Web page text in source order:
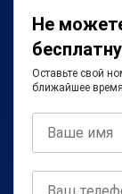
Не
Оставьте свой
ближайшее время